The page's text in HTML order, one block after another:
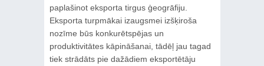
paplašinot eksporta tirgus ģeogrāfiju.
Eksporta turpmākai izaugsmei izšķiroša
nozīme būs konkurētspējas un
produktivitātes kāpināšanai, tādēļ jau tagad
tiek strādāts pie dažādiem eksportētāju